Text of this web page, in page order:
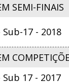
SEMI-FINAIS
17 - 2018
17 - 2017